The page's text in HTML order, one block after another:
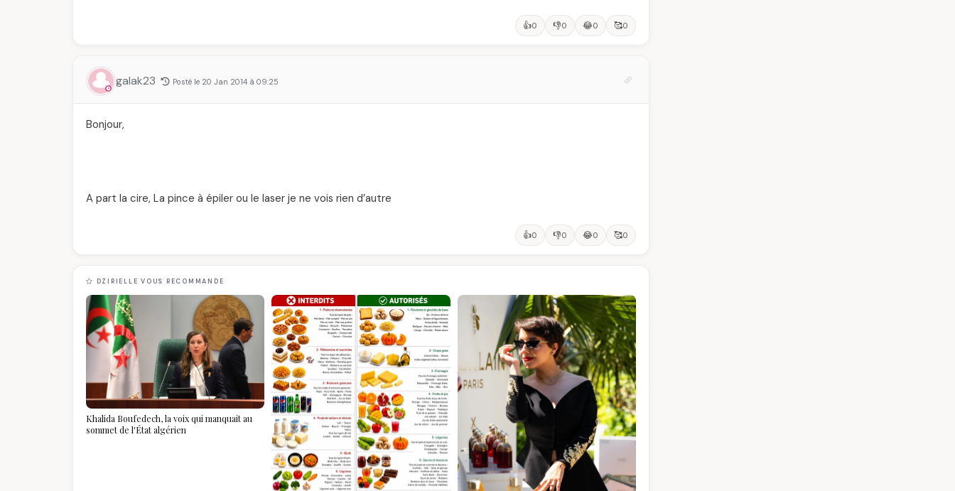
👍0 👎0 😂0 🥰0
galak23 Posté le 20 Jan 2014 à 09:25
Bonjour,
A part la cire, La pince à épiler ou le laser je ne vois rien d’autre
👍0 👎0 😂0 🥰0
DZIRIELLE VOUS RECOMMANDE
Khalida Boufedech, la voix qui manquait au
sommet de l'État algérien